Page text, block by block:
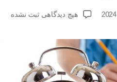
هیچ دیدگاهیبرای
چیست
و
ثبت نشده